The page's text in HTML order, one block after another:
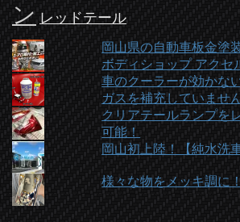
ン レッドテール
岡山県の自動車板金塗
ボディショップ アクセ
車のクーラーが効かな
ガスを補充していませ
クリアテールランプを
可能！
岡山初上陸！【純水洗
様々な物をメッキ調に